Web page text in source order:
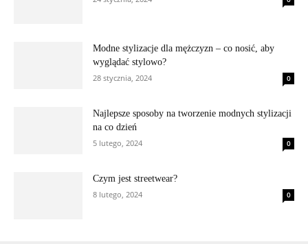
Modne stylizacje dla mężczyzn – co nosić, aby
wyglądać stylowo?
28 stycznia, 2024
0
Najlepsze sposoby na tworzenie modnych stylizacji
na co dzień
5 lutego, 2024
0
Czym jest streetwear?
8 lutego, 2024
0